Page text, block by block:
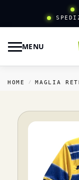
MENU
HOME / MAGLIA